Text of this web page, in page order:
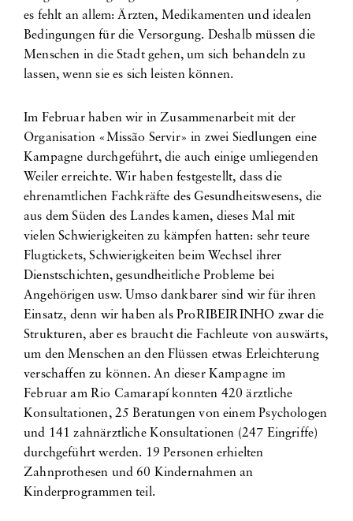
es fehlt an allem: Ärzten, Medikamenten und idealen
Bedingungen für die Versorgung. Deshalb müssen die
Menschen in die Stadt gehen, um sich behandeln zu
lassen, wenn sie es sich leisten können.
Im Februar haben wir in Zusammenarbeit mit der
Organisation «Missão Servir» in zwei Siedlungen eine
Kampagne durchgeführt, die auch einige umliegenden
Weiler erreichte. Wir haben festgestellt, dass die
ehrenamtlichen Fachkräfte des Gesundheitswesens, die
aus dem Süden des Landes kamen, dieses Mal mit
vielen Schwierigkeiten zu kämpfen hatten: sehr teure
Flugtickets, Schwierigkeiten beim Wechsel ihrer
Dienstschichten, gesundheitliche Probleme bei
Angehörigen usw. Umso dankbarer sind wir für ihren
Einsatz, denn wir haben als ProRIBEIRINHO zwar die
Strukturen, aber es braucht die Fachleute von auswärts,
um den Menschen an den Flüssen etwas Erleichterung
verschaffen zu können. An dieser Kampagne im
Februar am Rio Camarapí konnten 420 ärztliche
Konsultationen, 25 Beratungen von einem Psychologen
und 141 zahnärztliche Konsultationen (247 Eingriffe)
durchgeführt werden. 19 Personen erhielten
Zahnprothesen und 60 Kindernahmen an
Kinderprogrammen teil.